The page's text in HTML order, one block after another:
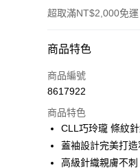
超取滿NT$2,000免運
付款方式
信用卡一次付款
3 期 0 利率 每
合作金庫商業銀行
華南商業銀行
超商取貨付款
商品特色
商品編號
8617922
商品特色
CLL巧玲瓏 條紋
蓋袖設計完美打
高級針織親膚不刺